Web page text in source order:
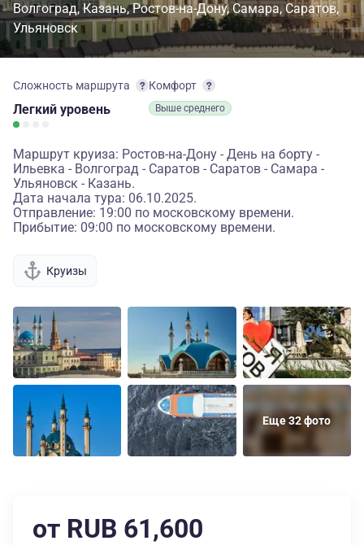
Волгоград Казань Ростов-на-Дону Самара Саратов
Ульяновск
Сложность маршрута
Легкий уровень
Комфорт
Выше среднего
Маршрут круиза: Ростов-на-Дону - День на борту -
Ильевка - Волгоград - Саратов - Саратов - Самара -
Ульяновск - Казань.
Дата начала тура: 06.10.2025.
Отправление: 19:00 по московскому времени.
Прибытие: 09:00 по московскому времени.
Круизы
Еще 32 фото
от RUB 61,600